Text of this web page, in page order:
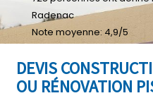
DEVIS
OU RÉNOVATION
Radenac
Note moyenne: 4,9/5